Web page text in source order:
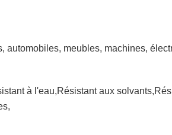
automobiles, meubles, machines,
à l'eau,Résistant aux